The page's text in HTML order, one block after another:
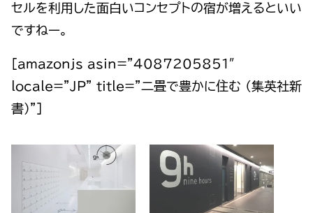
セルを利用した面白いコンセプトの宿が増えるといい
ですねー。
[amazonjs asin=”4087205851″
locale=”JP” title=”二畳で豊かに住む (集英社新
書)”]